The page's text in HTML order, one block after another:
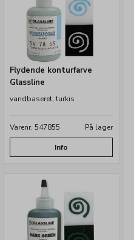
Flydende konturfarve
Glassline
vandbaseret, turkis
Varenr. 547855 På lager
Info